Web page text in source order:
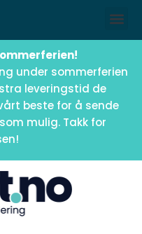
under sommerferien
leveringstid de
beste for å sende
mulig. Takk for